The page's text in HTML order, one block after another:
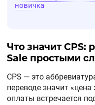
новичка
Что значит CPS:
Sale простыми
CPS — это
переводе значит
оплаты встречается